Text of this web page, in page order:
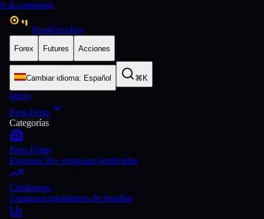
Ir al contenido
PropFirm Key
Forex Futures Acciones
Cambiar idioma: Español ⌘K
Inicio
Prop Firms
Categorías
Prop Firms
Explorar 50+ empresas verificadas
Challenges
Comparar parámetros de desafíos